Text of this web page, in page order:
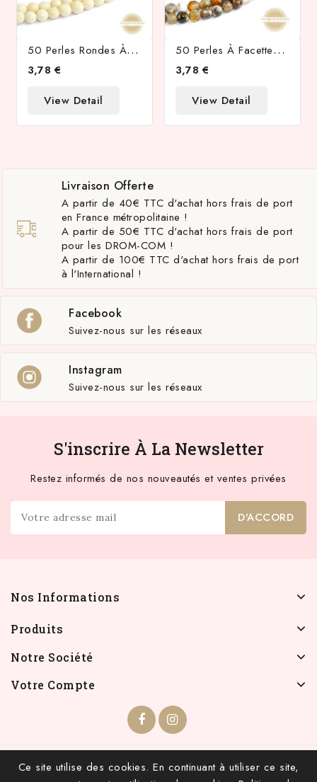
5
0 Perles Rondes À Facettes 4mm En Os Fossile
3,78 €
View Detail
5
0 Perles À Facettes 4x2mm En Agate De Feu Teintée Marron
3,78 €
View Detail
Livraison Offerte
A partir de 40€ TTC d'achat hors frais de port
en France métropolitaine !
A partir de 50€ TTC d'achat hors frais de port
pour les DROM-COM !
A partir de 100€ TTC d'achat hors frais de port
à l'International !
Facebook
Suivez-nous sur les réseaux
Instagram
Suivez-nous sur les réseaux
S'inscrire À La Newsletter
Restez informés de nos nouveautés et ventes privées
Nos Informations
Produits
Notre Société
Votre Compte
Ce site utilise des cookies. En continuant à utiliser ce site,
© 2026 - INFOLIEN - Tous droits réservés.